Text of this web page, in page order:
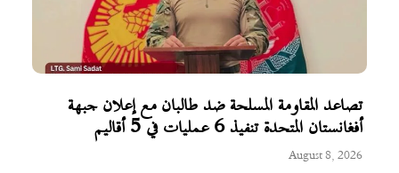
تصاعد المقاومة المسلحة ضد طالبان مع إعلان جبهة
أفغانستان المتحدة تنفيذ 6 عمليات في 5 أقاليم
August 8, 2026